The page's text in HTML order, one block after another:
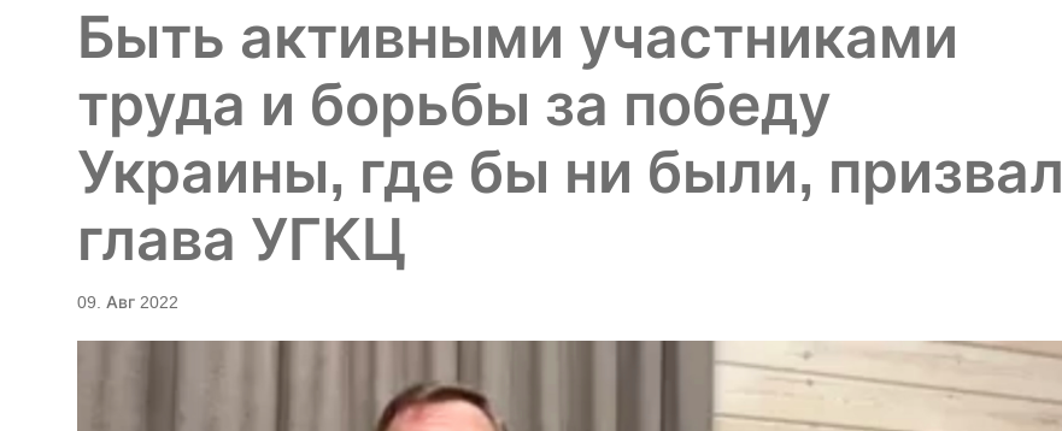
Быть активными участниками
труда и борьбы за победу
Украины, где бы ни были, призвал
глава УГКЦ
09. Авг 2022